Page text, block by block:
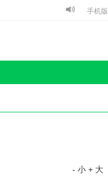
手机版
- 小 + 大